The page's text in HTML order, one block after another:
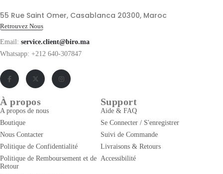
55 Rue Saint Omer, Casablanca 20300, Maroc
Retrouvez Nous
Email: service.client@biro.ma
Whatsapp: +212 640-307847
À propos
A propos de nous
Boutique
Nous Contacter
Politique de Confidentialité
Politique de Remboursement et de
Retour
Support
Aide & FAQ
Se Connecter / S'enregistrer
Suivi de Commande
Livraisons & Retours
Accessibilité